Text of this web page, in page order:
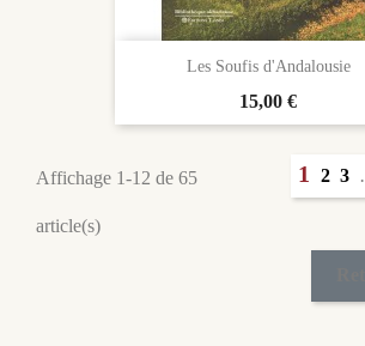
Les Soufis d'Andalousie
Prix
15,00 €
Affichage 1-12 de 65
article(s)
1 2 3